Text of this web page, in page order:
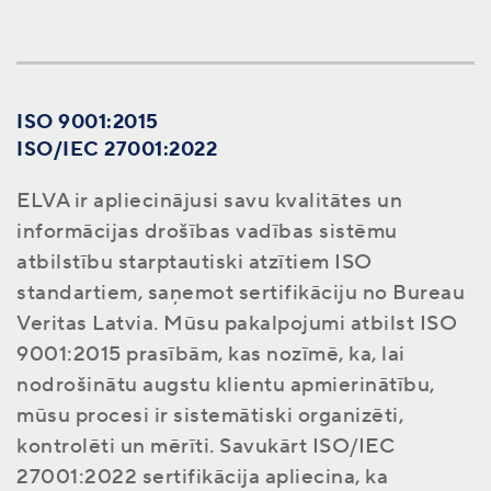
ISO 9001:2015
ISO/IEC 27001:2022
ELVA ir apliecinājusi savu kvalitātes un
informācijas drošības vadības sistēmu
atbilstību starptautiski atzītiem ISO
standartiem, saņemot sertifikāciju no Bureau
Veritas Latvia. Mūsu pakalpojumi atbilst ISO
9001:2015 prasībām, kas nozīmē, ka, lai
nodrošinātu augstu klientu apmierinātību,
mūsu procesi ir sistemātiski organizēti,
kontrolēti un mērīti. Savukārt ISO/IEC
27001:2022 sertifikācija apliecina, ka